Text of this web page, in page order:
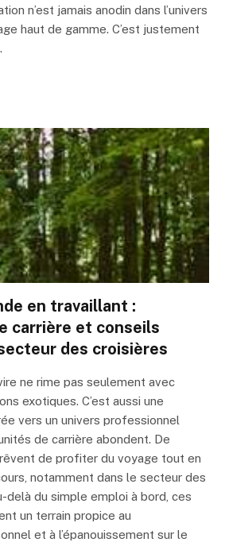
n’est jamais anodin dans l’univers
haut de gamme. C’est justement
en travaillant :
carrière et conseils
des croisières
ne rime pas seulement avec
exotiques. C’est aussi une
vers un univers professionnel
de carrière abondent. De
de profiter du voyage tout en
notamment dans le secteur des
delà du simple emploi à bord, ces
un terrain propice au
et à l’épanouissement sur le